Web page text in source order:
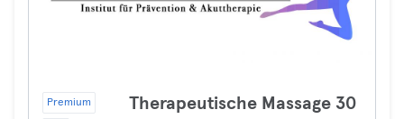
Premium
Therapeutische Massage 30